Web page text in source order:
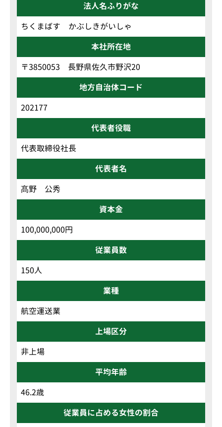
法人名ふりがな
ちくまばす かぶしきがいしゃ
本社所在地
〒3850053 長野県佐久市野沢20
地方自治体コード
202177
代表者役職
代表取締役社長
代表者名
髙野 公秀
資本金
100,000,000円
従業員数
150人
業種
航空運送業
上場区分
非上場
平均年齢
46.2歳
従業員に占める女性の割合